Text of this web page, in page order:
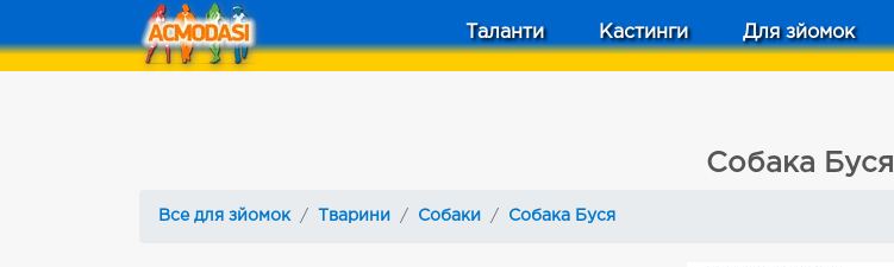
Таланти Кастинги Для зйомок
Собака Буся
Все для зйомок Тварини Собаки Собака Буся